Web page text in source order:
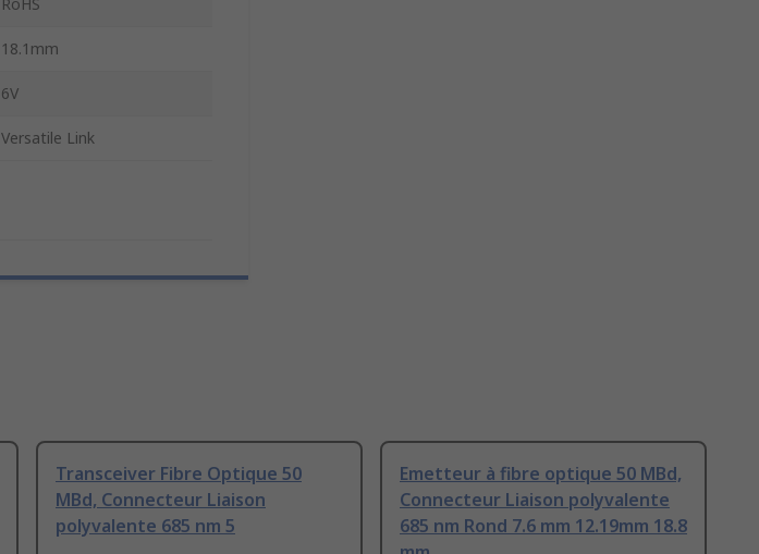
18.1mm
6V
Versatile Link
Transceiver Fibre Optique 50
MBd, Connecteur Liaison
polyvalente 685 nm 5
Emetteur à fibre optique 50 MBd,
Connecteur Liaison polyvalente
685 nm Rond 7.6 mm 12.19mm 18.8